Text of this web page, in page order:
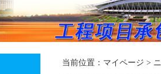
当前位置： マイページ >